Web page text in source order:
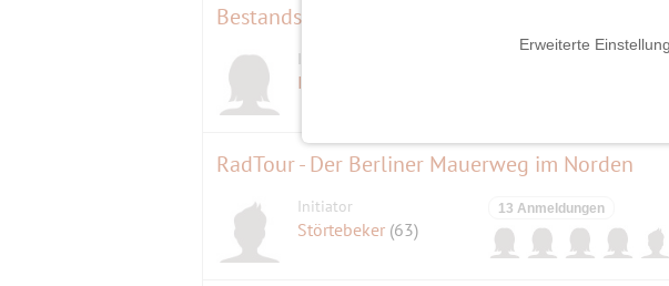
Erweiterte
Bestandsaufnahme Gurlitt
Initiatorin
Ingrid123
RadTour - Der Berliner Mauerweg im Norden
Initiator
Störtebeker (63)
13 Anmeldungen